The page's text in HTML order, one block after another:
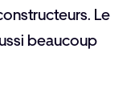
Le
beaucoup